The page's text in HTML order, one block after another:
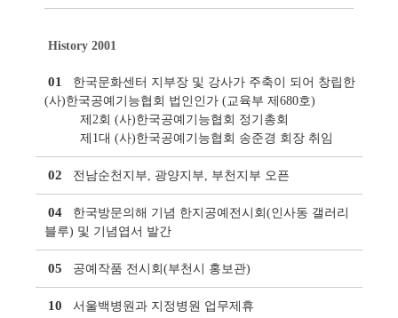
History 2001
01
한국문화센터 지부장 및 강사가 주축이 되어 창립한
(사)한국공예기능협회 법인인가 (교육부 제680호)
제2회 (사)한국공예기능협회 정기총회
제1대 (사)한국공예기능협회 송준경 회장 취임
02 전남순천지부, 광양지부, 부천지부 오픈
04
한국방문의해 기념 한지공예전시회(인사동 갤러리
블루) 및 기념엽서 발간
05 공예작품 전시회(부천시 홍보관)
10 서울백병원과 지정병원 업무제휴